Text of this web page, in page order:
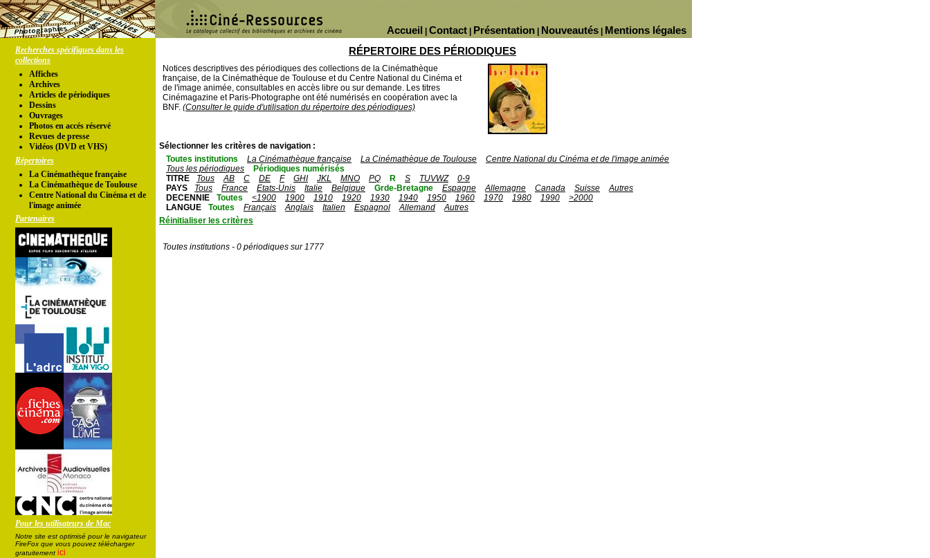
Mentions légales
Nouveautés
Présentation
Contact
Accueil
Recherches spécifiques dans les
collections
Affiches
Archives
Articles de périodiques
Dessins
Ouvrages
Photos en accés réservé
Revues de presse
Vidéos (DVD et VHS)
Répertoires
La Cinémathèque française
La Cinémathèque de Toulouse
Centre National du Cinéma et de
l'image animée
Partenaires
Pour les utilisateurs de Mac
Notre site est optimisé pour le navigateur
FireFox que vous pouvez télécharger
gratuitement ici
RÉPERTOIRE DES PÉRIODIQUES
Notices descriptives des périodiques des collections de la Cinémathèque
française, de la Cinémathèque de Toulouse et du Centre National du Cinéma et
de l'image animée, consultables en accès libre ou sur demande. Les titres
Cinémagazine et Paris-Photographe ont été numérisés en coopération avec la
BNF. (Consulter le guide d'utilisation du répertoire des périodiques)
Sélectionner les critères de navigation :
Toutes institutions
La Cinémathèque française La Cinémathèque de Toulouse
Centre National du Cinéma et de l'image animée
Tous les périodiques
Périodiques numérisés
TITRE
Tous AB C DE F GHI JKL MNO PQ R S TUVWZ
0-9
PAYS
Tous France Etats-Unis Italie Belgique Grde-Bretagne Espagne Allemagne Canada Suisse
Autres
DECENNIE
Toutes <1900 1900 1910 1920 1930 1940 1950 1960 1970 1980 1990
>2000
LANGUE
Toutes Français Anglais Italien Espagnol Allemand
Autres
Réinitialiser les critères
Toutes institutions - 0 périodiques sur 1777